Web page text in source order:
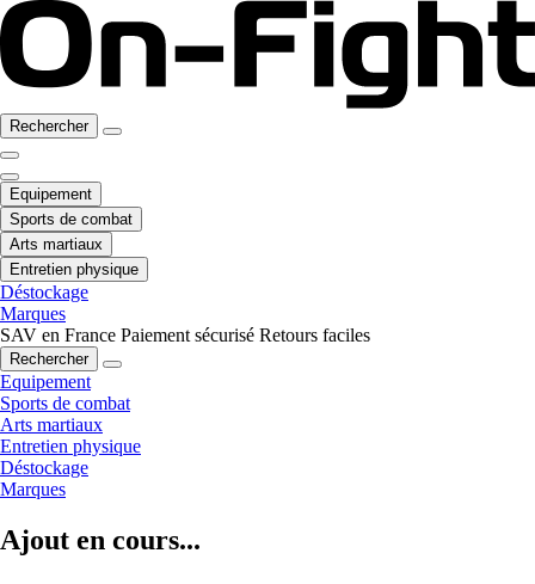
Rechercher
Equipement
Sports de combat
Arts martiaux
Entretien physique
Déstockage
Marques
SAV en France Paiement sécurisé Retours faciles
Rechercher
Equipement
Sports de combat
Arts martiaux
Entretien physique
Déstockage
Marques
Ajout en cours...